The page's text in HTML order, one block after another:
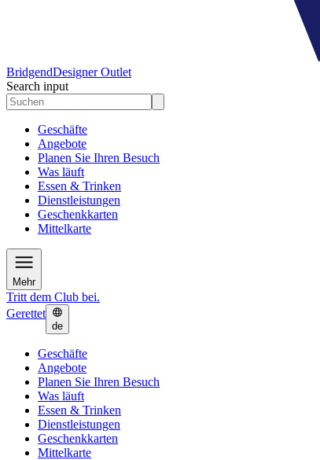
BridgendDesigner Outlet
Search input
Geschäfte
Angebote
Planen Sie Ihren Besuch
Was läuft
Essen & Trinken
Dienstleistungen
Geschenkkarten
Mittelkarte
Mehr
Tritt dem Club bei.
Gerettet
de
Geschäfte
Angebote
Planen Sie Ihren Besuch
Was läuft
Essen & Trinken
Dienstleistungen
Geschenkkarten
Mittelkarte